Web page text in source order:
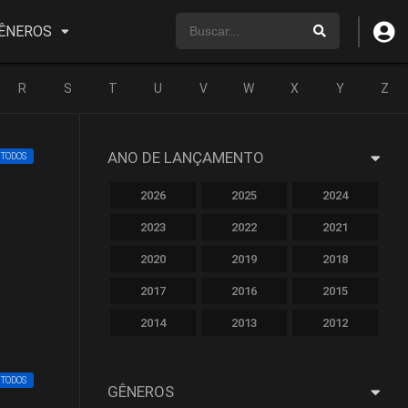
R S T U V W X Y Z
ANO DE LANÇAMENTO
2026 2025 2024
2023 2022 2021
2020 2019 2018
2017 2016 2015
2014 2013 2012
2008
GÊNEROS